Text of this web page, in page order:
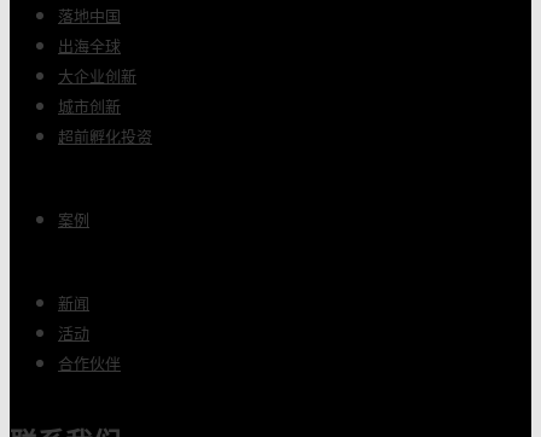
落地中国
出海全球
大企业创新
城市创新
超前孵化投资
案例
新闻
活动
合作伙伴